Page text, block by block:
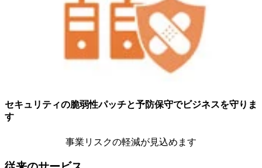
セキュリティの脆弱性パッチと予防保守でビジネスを守りま
す
事業リスクの軽減が見込めます